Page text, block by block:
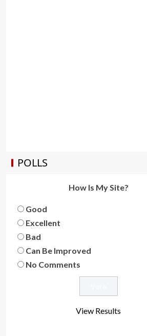
POLLS
How Is My Site?
Good
Excellent
Bad
Can Be Improved
No Comments
View Results